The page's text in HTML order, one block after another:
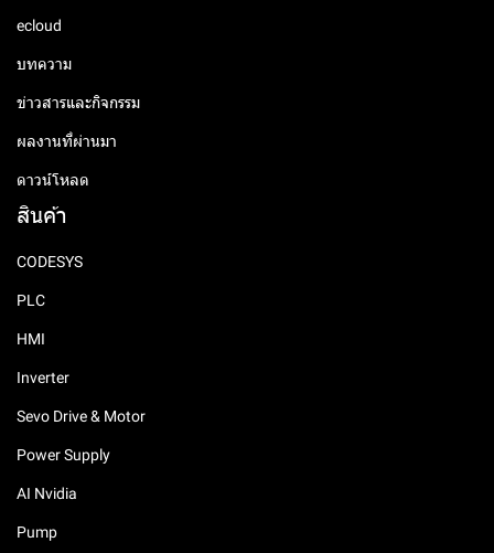
ecloud
บทความ
ข่าวสารและกิจกรรม
ผลงานที่ผ่านมา
ดาวน์โหลด
สินค้า
CODESYS
PLC
HMI
Inverter
Sevo Drive & Motor
Power Supply
AI Nvidia
Pump